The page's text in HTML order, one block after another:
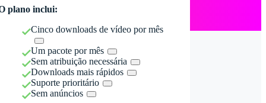
plano inclui:
Cinco downloads de vídeo por mês
Um pacote por mês
Sem atribuição necessária
Downloads mais rápidos
Suporte prioritário
Sem anúncios